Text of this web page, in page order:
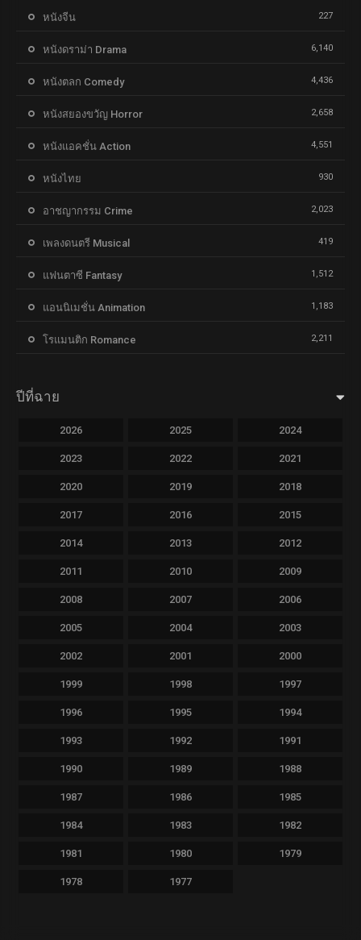
หนังจีน 227
หนังดราม่า Drama 6,140
หนังตลก Comedy 4,436
หนังสยองขวัญ Horror 2,658
หนังแอคชั่น Action 4,551
หนังไทย 930
อาชญากรรม Crime 2,023
เพลงดนตรี Musical 419
แฟนตาซี Fantasy 1,512
แอนนิเมชั่น Animation 1,183
โรแมนติก Romance 2,211
ปีที่ฉาย
2026 2025 2024
2023 2022 2021
2020 2019 2018
2017 2016 2015
2014 2013 2012
2011 2010 2009
2008 2007 2006
2005 2004 2003
2002 2001 2000
1999 1998 1997
1996 1995 1994
1993 1992 1991
1990 1989 1988
1987 1986 1985
1984 1983 1982
1981 1980 1979
1978 1977